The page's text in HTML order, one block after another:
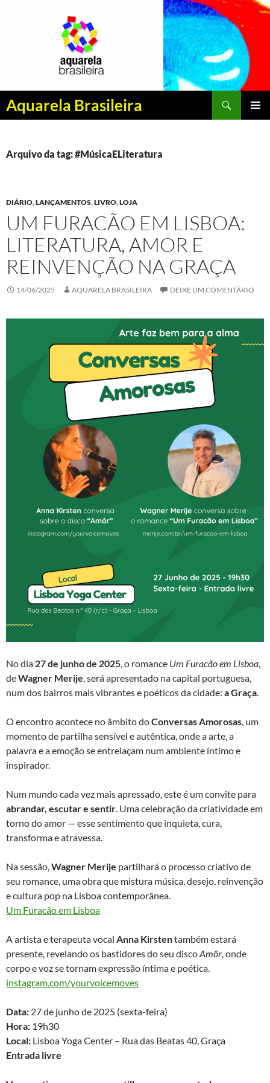
Aquarela Brasileira
Pesquisar
PULAR
CONTEÚDO
Arquivo da tag: #MúsicaELiteratura
DIÁRIO,LANÇAMENTOS,LIVRO,LOJA
UM FURACÃO EM LISBOA:
LITERATURA, AMOR E
REINVENÇÃO NA GRAÇA
14/06/2025 AQUARELA BRASILEIRA DEIXE UM COMENTÁRIO
No dia 27 de junho de 2025, o romance Um Furacão em Lisboa,
deWagner Merije, será apresentado na capital portuguesa,
num dos bairros mais vibrantes e poéticos da cidade: a Graça.
O encontro acontece no âmbito doConversas Amorosas, um
momento de partilha sensível e autêntica, onde a arte, a
palavra e a emoção se entrelaçam num ambiente íntimo e
inspirador.
Num mundo cada vez mais apressado, este é um convite para
abrandar, escutar e sentir. Uma celebração da criatividade em
torno do amor — esse sentimento que inquieta, cura,
transforma e atravessa.
Na sessão,Wagner Merije partilhará o processo criativo de
seu romance, uma obra que mistura música, desejo, reinvenção
e cultura pop na Lisboa contemporânea.
Um Furacão em Lisboa
A artista e terapeuta vocal Anna Kirstentambém estará
presente, revelando os bastidores do seu discoAmôr, onde
corpo e voz se tornam expressão íntima e poética.
instagram.com/yourvoicemoves
Data: 27 de junho de 2025 (sexta-feira)
Hora: 19h30
Local: Lisboa Yoga Center – Rua das Beatas 40, Graça
Entrada livre